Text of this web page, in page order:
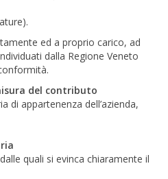
ed a proprio carico, ad
dalla Regione Veneto
del contributo
di appartenenza dell’azienda,
quali si evinca chiaramente il